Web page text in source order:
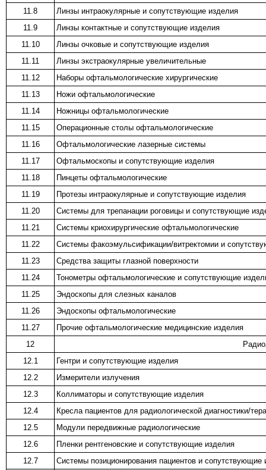
11.8
Линзы интраокулярные и сопутствующие изделия
11.9
Линзы контактные и сопутствующие изделия
11.10
Линзы очковые и сопутствующие изделия
11.11
Линзы экстраокулярные увеличительные
11.12
Наборы офтальмологические хирургические
11.13
Ножи офтальмологические
11.14
Ножницы офтальмологические
11.15
Операционные столы офтальмологические
11.16
Офтальмологические лазерные системы
11.17
Офтальмоскопы и сопутствующие изделия
11.18
Пинцеты офтальмологические
11.19
Протезы интраокулярные и сопутствующие изделия
11.20
Системы для трепанации роговицы и сопутствующие
11.21
Системы криохирургические офтальмологические
11.22
Системы факоэмульсификации/витректомии и
11.23
Средства защиты глазной поверхности
11.24
Тонометры офтальмологические и сопутствующие
11.25
Эндоскопы для слезных каналов
11.26
Эндоскопы офтальмологические
11.27
Прочие офтальмологические медицинские изделия
12
12.1
Гентри и сопутствующие изделия
12.2
Измерители излучения
12.3
Коллиматоры и сопутствующие изделия
12.4
Кресла пациентов для радиологической диагностики/
12.5
Модули передвижные радиологические
12.6
Пленки рентгеновские и сопутствующие изделия
12.7
Системы позиционирования пациентов и сопутствующие